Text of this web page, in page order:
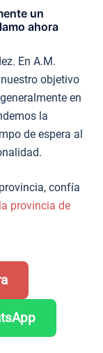
un
ahora
En A.M.
objetivo
en
la
de espera al
confía
provincia de